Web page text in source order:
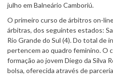
julho em Balneário Camboriú.
O primeiro curso de árbitros on-
árbitras, dos seguintes estados:
Rio Grande do Sul (4). Do total de
pertencem ao quadro feminino. O
formação ao jovem Diego da Silva
bolsa, oferecida através de